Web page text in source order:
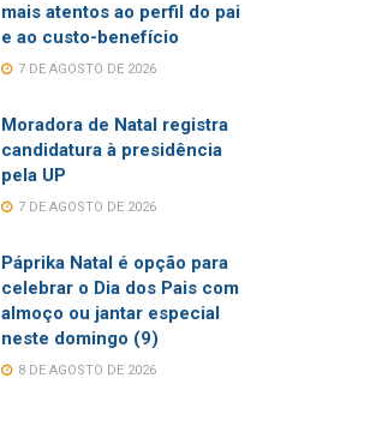
mais atentos ao perfil do pai
e ao custo-benefício
7 DE AGOSTO DE 2026
Moradora de Natal registra
candidatura à presidência
pela UP
7 DE AGOSTO DE 2026
Páprika Natal é opção para
celebrar o Dia dos Pais com
almoço ou jantar especial
neste domingo (9)
8 DE AGOSTO DE 2026